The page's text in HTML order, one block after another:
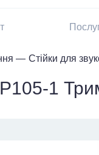
Стійки для
1